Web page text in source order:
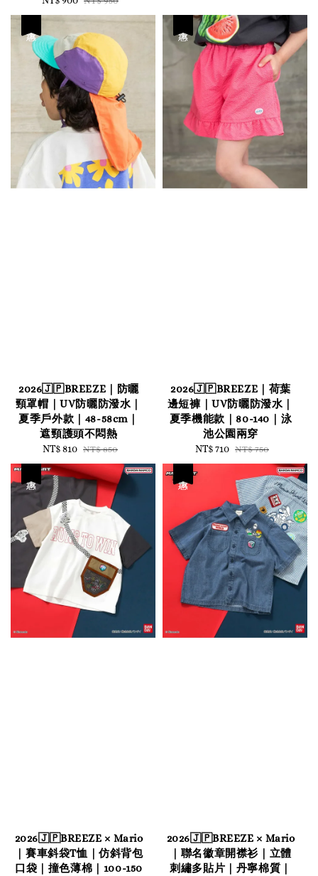
price
price
2026🇯🇵BREEZE｜防曬
頸罩帽｜UV防曬防潑水｜
夏季戶外款｜48-58cm｜
遮頸護頭不悶熱
Sale
price
NT$ 810 Regular
price
NT$ 850
2026🇯🇵BREEZE｜荷葉
邊短褲｜UV防曬防潑水｜
夏季機能款｜80-140｜泳
池公園兩穿
Sale
price
NT$ 710 Regular
price
NT$ 750
2026🇯🇵BREEZE × Mario
｜賽車斜袋T恤｜仿斜背包
口袋｜撞色薄棉｜100-150
2026🇯🇵BREEZE × Mario
｜聯名徽章開襟衫｜立體
刺繡多貼片｜丹寧棉質｜